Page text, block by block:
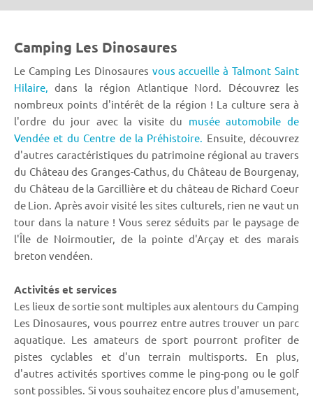
Camping Les Dinosaures
Le Camping Les Dinosaures vous accueille à Talmont Saint
Hilaire,
dans la région Atlantique Nord. Découvrez les
nombreux points d'intérêt de la région ! La culture sera à
l'ordre du jour avec la visite du musée automobile de
Vendée et du Centre de la Préhistoire. Ensuite, découvrez
d'autres caractéristiques du patrimoine régional au travers
du Château des Granges-Cathus, du Château de Bourgenay,
du Château de la Garcillière et du château de Richard Coeur
de Lion. Après avoir visité les sites culturels, rien ne vaut un
tour dans la nature ! Vous serez séduits par le paysage de
l'Île de Noirmoutier, de la pointe d'Arçay et des marais
breton vendéen.
Activités et services
Les lieux de sortie sont multiples aux alentours du Camping
Les Dinosaures, vous pourrez entre autres trouver un parc
aquatique. Les amateurs de sport pourront profiter de
pistes cyclables et d'un terrain multisports. En plus,
d'autres activités sportives comme le ping-pong ou le golf
sont possibles. Si vous souhaitez encore plus d'amusement,